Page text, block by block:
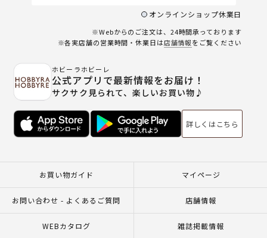
オンラインショップ休業日
※Webからのご注文は、24時間承っております
※各実店舗の営業時間・休業日は店舗情報をご覧ください
ホビーラホビーレ
公式アプリで最新情報をお届け！
サクサク見られて、楽しいお買い物♪
詳しくはこちら
お買い物ガイド マイページ
お問い合わせ - よくあるご質問 店舗情報
WEBカタログ 雑誌掲載情報